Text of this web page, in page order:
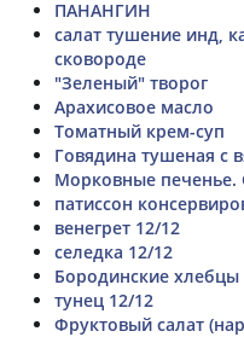
ПАНАНГИН
салат тушение инд,
сковороде
"Зеленый" творог
Арахисовое масло
Томатный крем-суп
Говядина тушеная с
Морковные
патиссон
венегрет 12/12
селедка 12/12
Бородинские хлебцы
тунец 12/12
Фруктовый салат